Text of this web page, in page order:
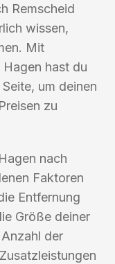
Remscheid
wissen,
Mit
hast du
um deinen
zu
nach
Faktoren
Entfernung
Größe deiner
der